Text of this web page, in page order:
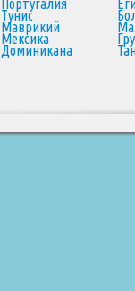
Португалия
Тунис
Маврикий
Мексика
Доминикана